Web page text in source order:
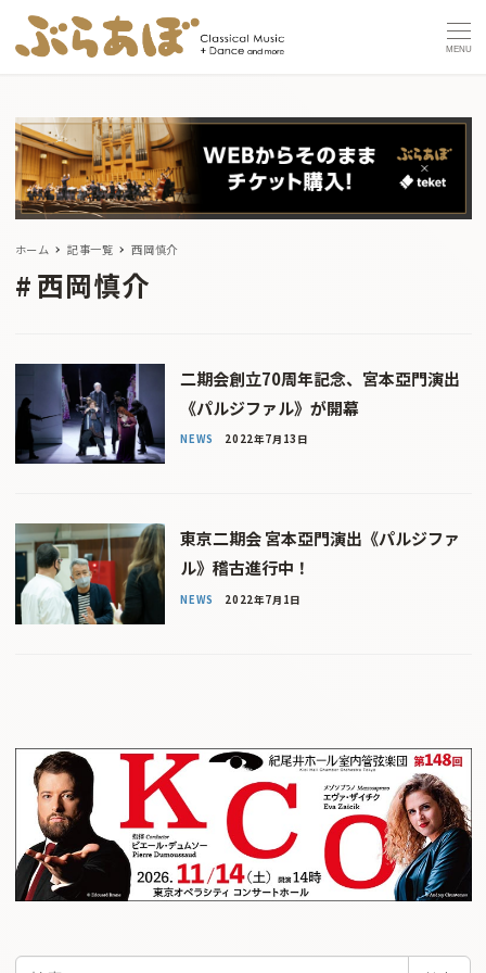
MENU
ホーム 記事一覧 西岡慎介
西岡慎介
二期会創立70周年記念、宮本亞門演出
《パルジファル》が開幕
NEWS 2022年7月13日
東京二期会 宮本亞門演出《パルジファ
ル》稽古進行中！
NEWS 2022年7月1日
検